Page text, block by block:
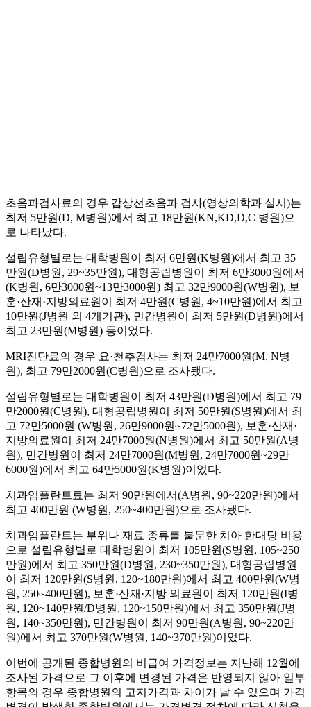
초음파검사료의 경우 갑상선초음파 검사(영상의학과 실시)는
최저 5만원(D, M병원)에서 최고 18만원(KN,KD,D,C 병원)으
로 나타났다.
설립유형별로는 대학병원이 최저 6만원(K병원)에서 최고 35
만원(D병원, 29~35만원), 대형공립병원이 최저 6만3000원에서
(K병원, 6만3000원~13만3000원) 최고 32만9000원(W병원), 보
훈·산재·지방의료원이 최저 4만원(C병원, 4~10만원)에서 최고
10만원(J병원 외 4개기관), 민간병원이 최저 5만원(D병원)에서
최고 23만원(M병원) 등이었다.
MRI진단료의 경우 요·천추검사는 최저 24만7000원(M, N병
원), 최고 79만2000원(C병원)으로 조사됐다.
설립유형별로는 대학병원이 최저 43만원(D병원)에서 최고 79
만2000원(C병원), 대형공립병원이 최저 50만원(S병원)에서 최
고 72만5000원 (W병원, 26만9000원~72만5000원), 보훈·산재·
지방의료원이 최저 24만7000원(N병원)에서 최고 50만원(A병
원), 민간병원이 최저 24만7000원(M병원, 24만7000원~29만
6000원)에서 최고 64만5000원(K병원)이었다.
치과임플란트료는 최저 90만원에서(A병원, 90~220만원)에서
최고 400만원 (W병원, 250~400만원)으로 조사됐다.
치과임플란트는 부위나 재료 종류를 불문한 치아 한대당 비용
으로 설립유형별로 대학병원이 최저 105만원(S병원, 105~250
만원)에서 최고 350만원(D병원, 230~350만원), 대형공립병원
이 최저 120만원(S병원, 120~180만원)에서 최고 400만원(W병
원, 250~400만원), 보훈·산재·지방 의료원이 최저 120만원(I병
원, 120~140만원/D병원, 120~150만원)에서 최고 350만원(J병
원, 140~350만원), 민간병원이 최저 90만원(A병원, 90~220만
원)에서 최고 370만원(W병원, 140~370만원)이었다.
이번에 공개된 종합병원의 비급여 가격정보는 지난해 12월에
조사된 가격으로 그 이후에 변경된 가격은 반영되지 않아 일부
항목의 경우 종합병원의 고지가격과 차이가 날 수 있으며 가격